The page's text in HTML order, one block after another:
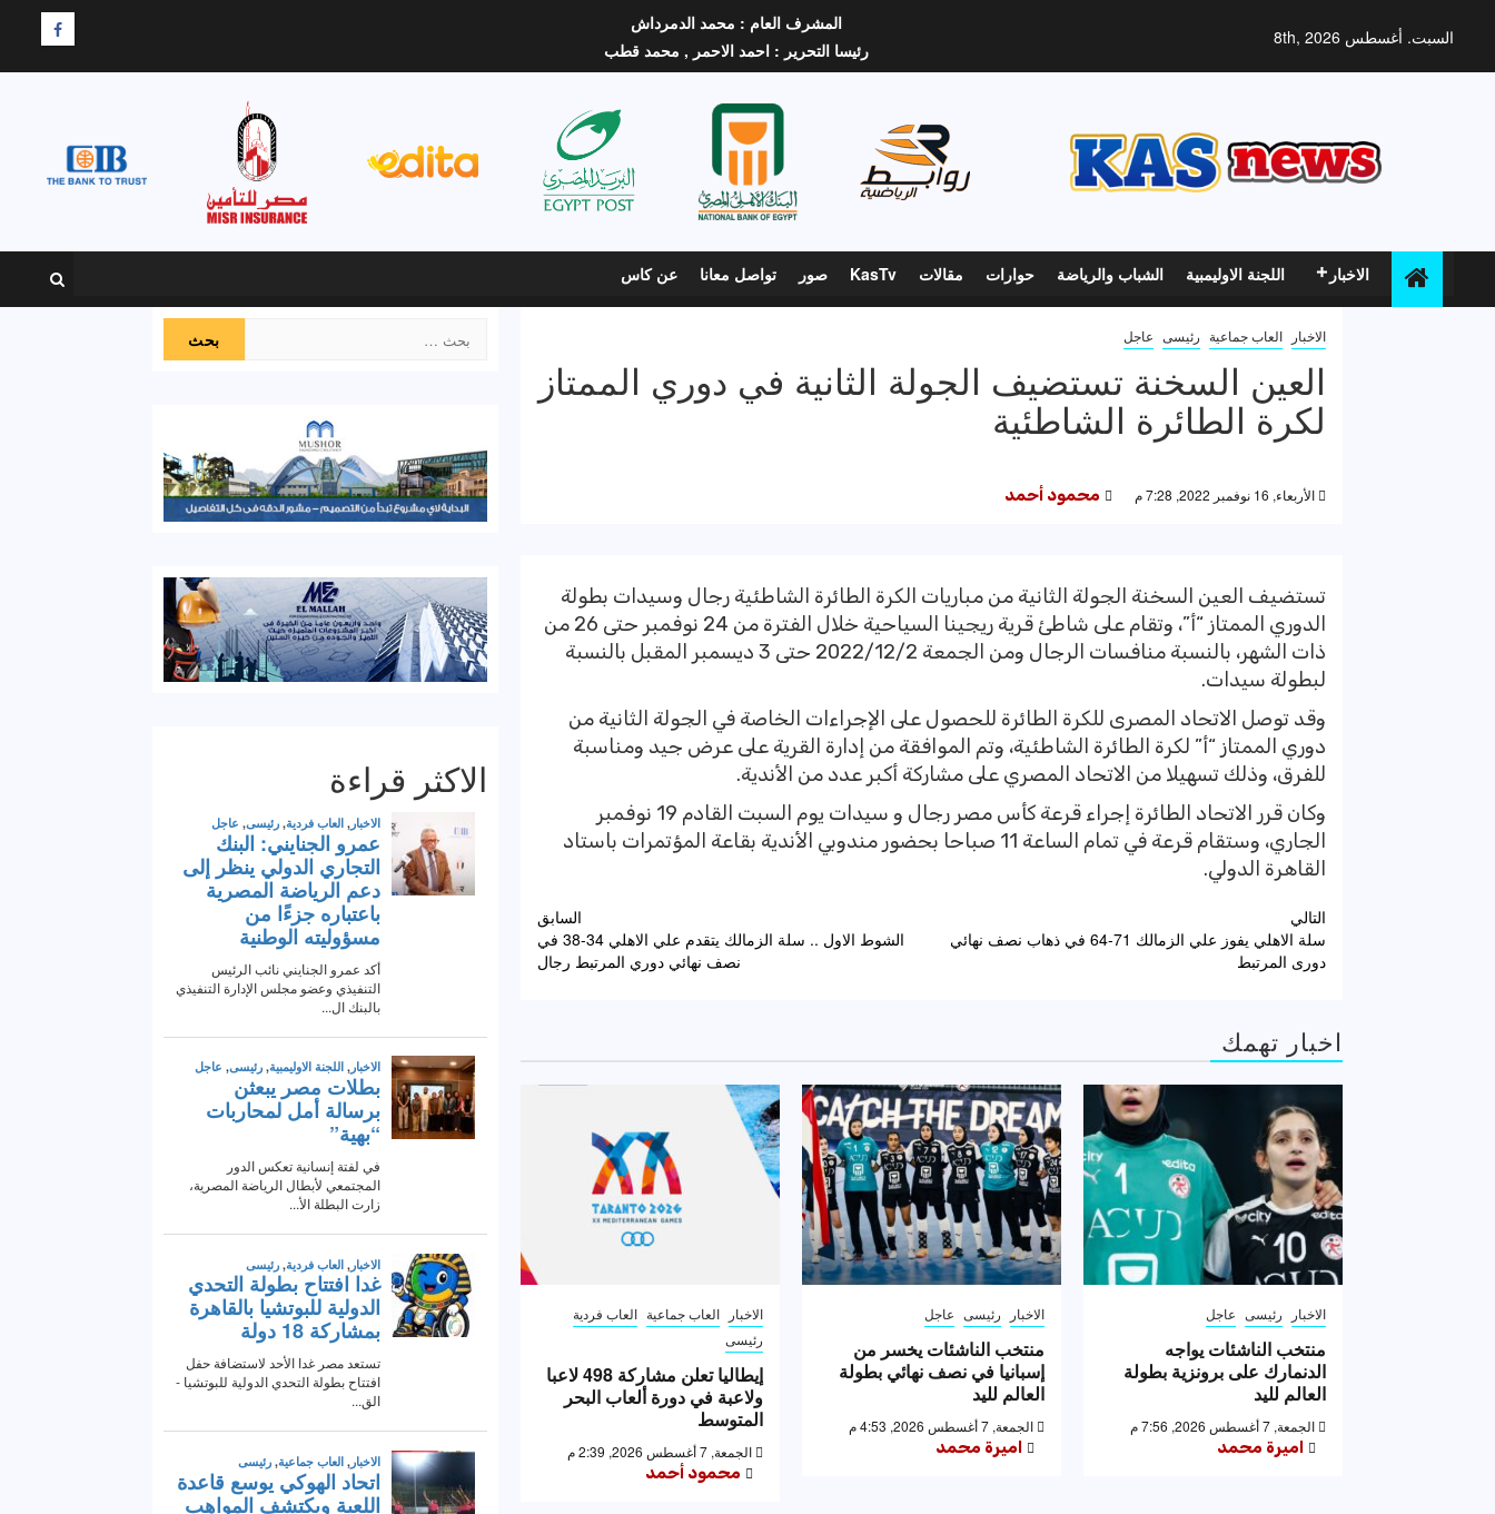
السبت. أغسطس 8th, 2026
المشرف العام : محمد الدمرداش
رئيسا التحرير : احمد الاحمر , محمد قطب
F
الاخبار اللجنة الاوليمبية الشباب والرياضة حوارات مقالات KasTv صور تواصل معانا عن كاس
الاخبار العاب جماعية رئيسى عاجل
العين السخنة تستضيف الجولة الثانية في دوري الممتاز
لكرة الطائرة الشاطئية
الأربعاء, 16 نوفمبر 2022, 7:28 م محمود أحمد
تستضيف العين السخنة الجولة الثانية من مباريات الكرة الطائرة الشاطئية رجال وسيدات بطولة
الدوري الممتاز “أ”، وتقام على شاطئ قرية ريجينا السياحية خلال الفترة من 24 نوفمبر حتى 26 من
ذات الشهر، بالنسبة منافسات الرجال ومن الجمعة 2022/12/2 حتى 3 ديسمبر المقبل بالنسبة
لبطولة سيدات.
وقد توصل الاتحاد المصرى للكرة الطائرة للحصول على الإجراءات الخاصة في الجولة الثانية من
دوري الممتاز “أ” لكرة الطائرة الشاطئية، وتم الموافقة من إدارة القرية على عرض جيد ومناسبة
للفرق، وذلك تسهيلا من الاتحاد المصري على مشاركة أكبر عدد من الأندية.
وكان قرر الاتحاد الطائرة إجراء قرعة كأس مصر رجال و سيدات يوم السبت القادم 19 نوفمبر
الجاري، وستقام قرعة في تمام الساعة 11 صباحا بحضور مندوبي الأندية بقاعة المؤتمرات باستاد
القاهرة الدولي.
تصفّح
المقالات
السابق
الشوط الاول .. سلة الزمالك يتقدم علي الاهلي 34-38 في
نصف نهائي دوري المرتبط رجال
التالي
سلة الاهلي يفوز علي الزمالك 71-64 في ذهاب نصف نهائي
دورى المرتبط
اخبار تهمك
الاخبار رئيسى عاجل
منتخب الناشئات يواجه
الدنمارك على برونزية بطولة
العالم لليد
الجمعة, 7 أغسطس 2026, 7:56 م
اميرة محمد
الاخبار رئيسى عاجل
منتخب الناشئات يخسر من
إسبانيا في نصف نهائي بطولة
العالم لليد
الجمعة, 7 أغسطس 2026, 4:53 م
اميرة محمد
الاخبار العاب جماعية العاب فردية
رئيسى
إيطاليا تعلن مشاركة 498 لاعبا
ولاعبة في دورة ألعاب البحر
المتوسط
الجمعة, 7 أغسطس 2026, 2:39 م
محمود أحمد
عن:
الاكثر قراءة